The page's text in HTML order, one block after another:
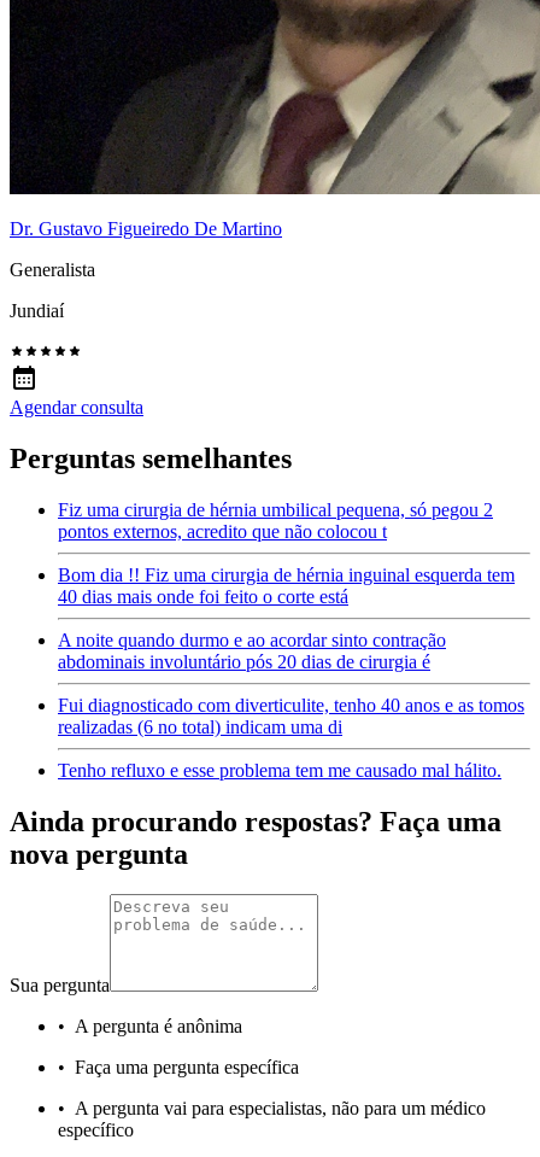
Dr. Gustavo Figueiredo De Martino
Generalista
Jundiaí
Agendar consulta
Perguntas semelhantes
Fiz uma cirurgia de hérnia umbilical pequena, só pegou 2
pontos externos, acredito que não colocou t
Bom dia !! Fiz uma cirurgia de hérnia inguinal esquerda tem
40 dias mais onde foi feito o corte está
A noite quando durmo e ao acordar sinto contração
abdominais involuntário pós 20 dias de cirurgia é
Fui diagnosticado com diverticulite, tenho 40 anos e as tomos
realizadas (6 no total) indicam uma di
Tenho refluxo e esse problema tem me causado mal hálito.
Ainda procurando respostas? Faça uma
nova pergunta
Sua pergunta
• A pergunta é anônima
• Faça uma pergunta específica
• A pergunta vai para especialistas, não para um médico
específico